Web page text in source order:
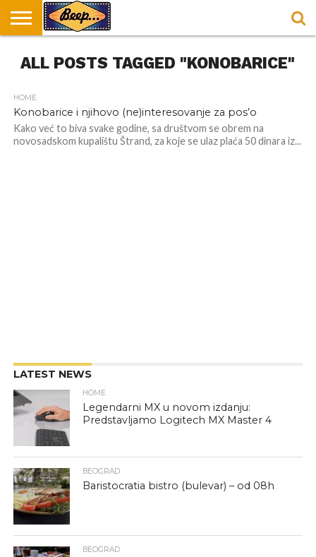
DORUČAK
U
SVAKODNEVICA
ENTERTAINMENT
LOKACIJE
ZA
HRANA I
RECEPTI
NEPUSACKI
LOKALI
ALL POSTS TAGGED "KONOBARICE"
HOME
Konobarice i njihovo (ne)interesovanje za pos’o
Kako već to biva svake godine, sa društvom se obrem na
novosadskom kupalištu Štrand, za koje se ulaz plaća 50 dinara iz...
LATEST NEWS
HOME
Legendarni MX u novom izdanju:
Predstavljamo Logitech MX Master 4
BEOGRAD
Baristocratia bistro (bulevar) – od 08h
BEOGRAD